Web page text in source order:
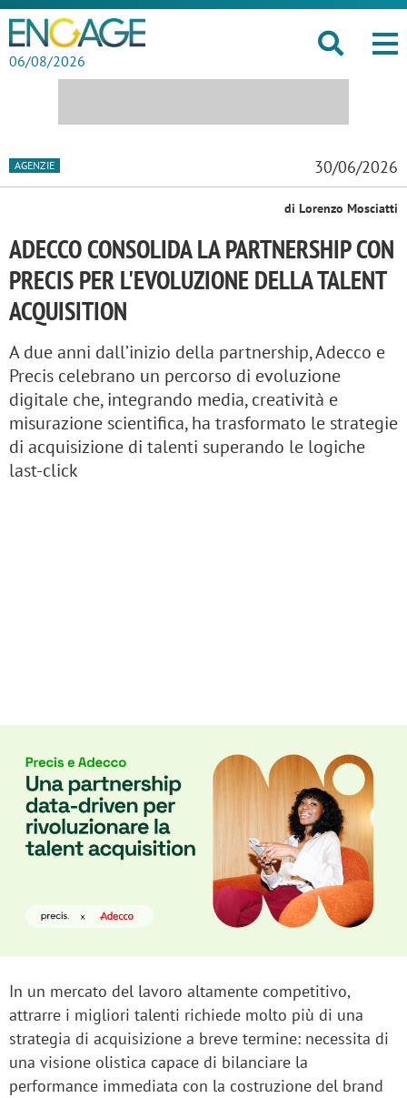
06/08/2026
AGENZIE 30/06/2026
di Lorenzo Mosciatti
ADECCO CONSOLIDA LA PARTNERSHIP CON
PRECIS PER L'EVOLUZIONE DELLA TALENT
ACQUISITION
A due anni dall’inizio della partnership, Adecco e
Precis celebrano un percorso di evoluzione
digitale che, integrando media, creatività e
misurazione scientifica, ha trasformato le strategie
di acquisizione di talenti superando le logiche
last-click
In un mercato del lavoro altamente competitivo,
attrarre i migliori talenti richiede molto più di una
strategia di acquisizione a breve termine: necessita di
una visione olistica capace di bilanciare la
performance immediata con la costruzione del brand